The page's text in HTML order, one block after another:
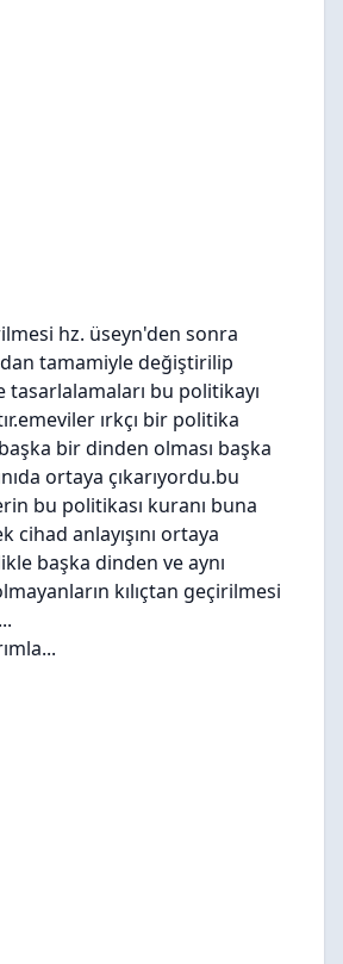
hz. üseyn'den sonra
tamamiyle değiştirilip
bu politikayı
ırkçı bir politika
bir dinden olması başka
ortaya çıkarıyordu.bu
bu politikası kuranı buna
cihad anlayışını ortaya
başka dinden ve aynı
kılıçtan geçirilmesi